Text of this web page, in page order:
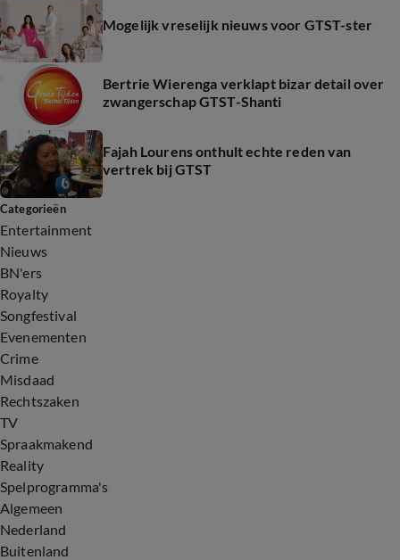
Mogelijk vreselijk nieuws voor GTST-ster
Bertrie Wierenga verklapt bizar detail over
zwangerschap GTST-Shanti
Fajah Lourens onthult echte reden van
vertrek bij GTST
Categorieën
Entertainment
Nieuws
BN'ers
Royalty
Songfestival
Evenementen
Crime
Misdaad
Rechtszaken
TV
Spraakmakend
Reality
Spelprogramma's
Algemeen
Nederland
Buitenland